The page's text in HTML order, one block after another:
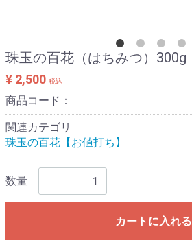
珠玉の百花（はちみつ）300g
¥ 2,500 税込
商品コード：
関連カテゴリ
珠玉の百花【お値打ち】
数量
カートに入れる